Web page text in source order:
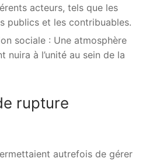
acteurs, tels que les
publics et les contribuables.
sociale : Une atmosphère
nuira à l’unité au sein de la
rupture
autrefois de gérer